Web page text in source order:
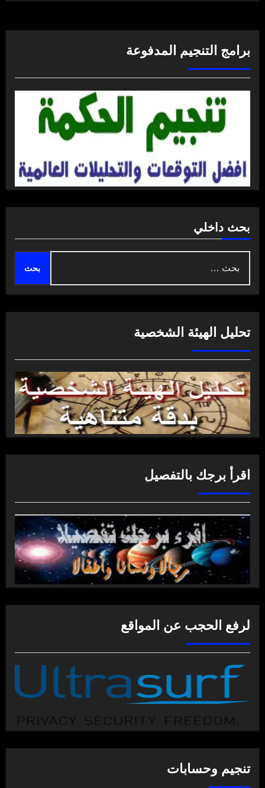
برامج التنجيم المدفوعة
بحث داخلي
عن:
تحليل الهيئة الشخصية
اقرأ برجك بالتفصيل
لرفع الحجب عن المواقع
تنجيم وحسابات